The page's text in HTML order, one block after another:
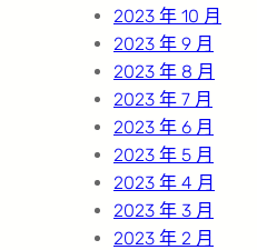
2023 年 10 月
2023 年 9 月
2023 年 8 月
2023 年 7 月
2023 年 6 月
2023 年 5 月
2023 年 4 月
2023 年 3 月
2023 年 2 月